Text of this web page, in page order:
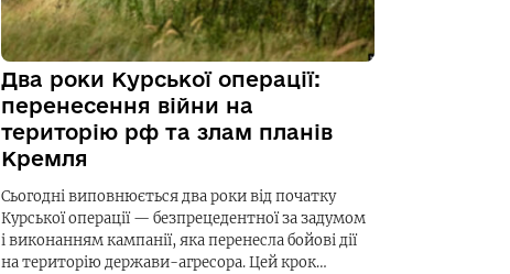
Два роки Курської операції:
перенесення війни на
територію рф та злам планів
Кремля
Сьогодні виповнюється два роки від початку
Курської операції — безпрецедентної за задумом
і виконанням кампанії, яка перенесла бойові дії
на територію держави-агресора. Цей крок…